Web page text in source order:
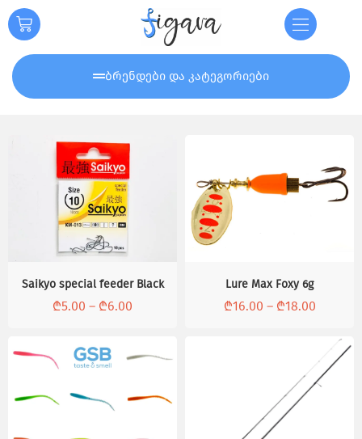
ბრენდები და კატეგორიები
Saikyo special feeder Black
₾5.00 – ₾6.00
Lure Max Foxy 6g
₾16.00 – ₾18.00